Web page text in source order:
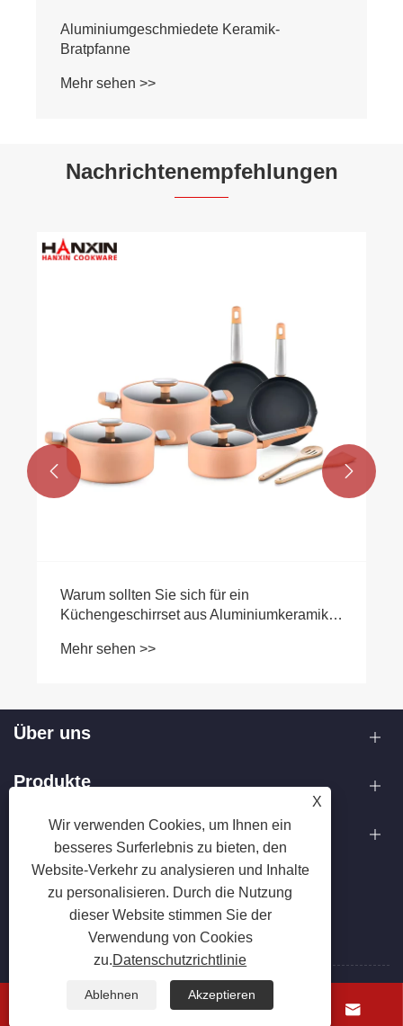
Nachrichtenempfehlungen
Aluminium mit Antihaftbeschichtung die
beste Wahl für das tägliche Kochen?
 
Über uns
Produkte
Kontaktiere uns
FOLGEN SIE UNS
Copyright © 2025 Zhejiang Hanxin Cookware Co., Ltd. Alle
 
X
Wir verwenden Cookies, um Ihnen ein
besseres Surferlebnis zu bieten, den
Website-Verkehr zu analysieren und Inhalte
zu personalisieren. Durch die Nutzung
dieser Website stimmen Sie der
Verwendung von Cookies
zu.Datenschutzrichtlinie
Ablehnen Akzeptieren